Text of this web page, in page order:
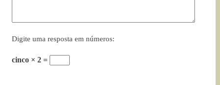
Digite uma resposta em números:
cinco × 2 =